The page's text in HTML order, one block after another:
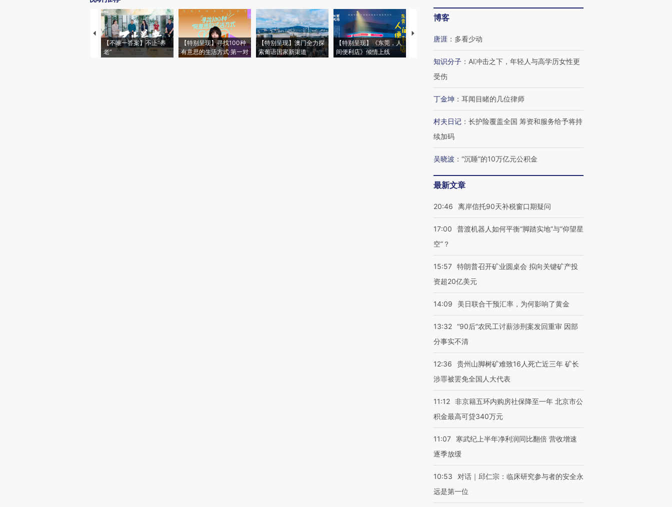
【不唯一答案】不止“养
老”
【特别呈现】寻找100种
有意思的生活方式·第一对
【特别呈现】澳门全力探
索葡语国家新渠道
【特别呈现】《东莞，人
间便利店》倾情上线
【推广】走进第四届链博
会，让数智科技“链”接产
有意思的生活方式·第三对
住三大增长引擎是什么？
博客
唐涯 ： 多看少动
知识分子 ： AI冲击之下，年轻人与高学历女性更
受伤
丁金坤 ： 耳闻目睹的几位律师
村夫日记 ： 长护险覆盖全国 筹资和服务给予将持
续加码
吴晓波 ： “沉睡”的10万亿元公积金
最新文章
20:46 离岸信托90天补税窗口期疑问
17:00
普渡机器人如何平衡“脚踏实地”与“仰望星
空”？
15:57 特朗普召开矿业圆桌会 拟向关键矿产投
资超20亿美元
14:09 美日联合干预汇率，为何影响了黄金
13:32 “90后”农民工讨薪涉刑案发回重审 因部
分事实不清
12:36
贵州山脚树矿难致16人死亡近三年 矿长
涉罪被罢免全国人大代表
11:12 非京籍五环内购房社保降至一年 北京市公
积金最高可贷340万元
11:07
寒武纪上半年净利润同比翻倍 营收增速
逐季放缓
10:53
对话｜邱仁宗：临床研究参与者的安全永
远是第一位